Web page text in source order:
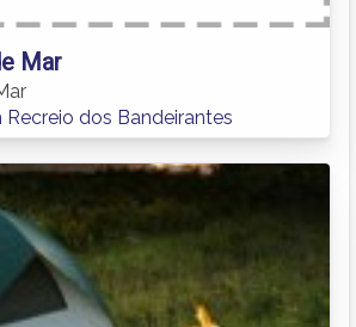
Mar
Recreio dos Bandeirantes